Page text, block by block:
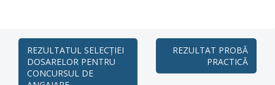
Post
navigation
REZULTATUL SELECȚIEI
DOSARELOR PENTRU
CONCURSUL DE
REZULTAT PROBĂ
PRACTICĂ